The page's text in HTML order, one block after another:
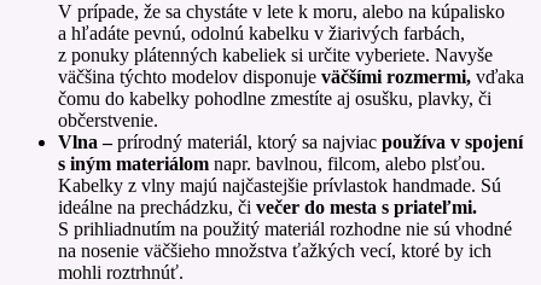
V prípade, že sa chystáte v lete k moru, alebo na kúpalisko
a hľadáte pevnú, odolnú kabelku v žiarivých farbách,
z ponuky plátenných kabeliek si určite vyberiete. Navyše
väčšina týchto modelov disponuje väčšími rozmermi, vďaka
čomu do kabelky pohodlne zmestíte aj osušku, plavky, či
občerstvenie.
Vlna –prírodný materiál, ktorý sa najviac používa v spojení
s iným materiálom napr. bavlnou, filcom, alebo plsťou.
Kabelky z vlny majú najčastejšie prívlastok handmade. Sú
ideálne na prechádzku, či večer do mesta s priateľmi.
S prihliadnutím na použitý materiál rozhodne nie sú vhodné
na nosenie väčšieho množstva ťažkých vecí, ktoré by ich
mohli roztrhnúť.